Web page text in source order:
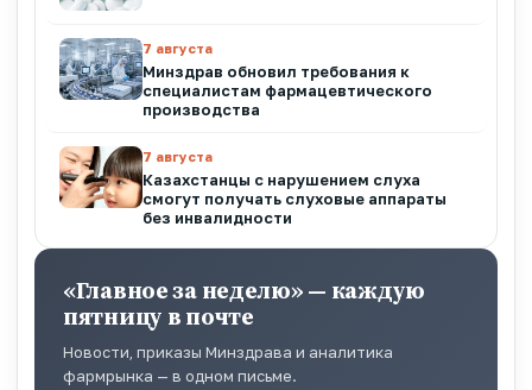
7 августа
Минздрав обновил требования к
специалистам фармацевтического
производства
7 августа
Казахстанцы с нарушением слуха
смогут получать слуховые аппараты
без инвалидности
«Главное за неделю» — каждую
пятницу в почте
Новости, приказы Минздрава и аналитика
фармрынка — в одном письме.